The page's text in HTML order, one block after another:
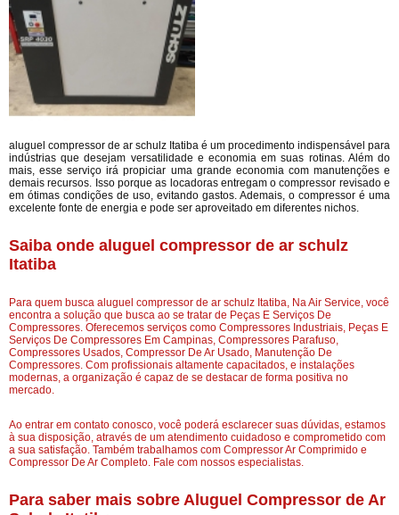
aluguel compressor de ar schulz Itatiba é um procedimento indispensável para
indústrias que desejam versatilidade e economia em suas rotinas. Além do
mais, esse serviço irá propiciar uma grande economia com manutenções e
demais recursos. Isso porque as locadoras entregam o compressor revisado e
em ótimas condições de uso, evitando gastos. Ademais, o compressor é uma
excelente fonte de energia e pode ser aproveitado em diferentes nichos.
Saiba onde aluguel compressor de ar schulz
Itatiba
Para quem busca aluguel compressor de ar schulz Itatiba, Na Air Service, você
encontra a solução que busca ao se tratar de Peças E Serviços De
Compressores. Oferecemos serviços como Compressores Industriais, Peças E
Serviços De Compressores Em Campinas, Compressores Parafuso,
Compressores Usados, Compressor De Ar Usado, Manutenção De
Compressores. Com profissionais altamente capacitados, e instalações
modernas, a organização é capaz de se destacar de forma positiva no
mercado.
Ao entrar em contato conosco, você poderá esclarecer suas dúvidas, estamos
à sua disposição, através de um atendimento cuidadoso e comprometido com
a sua satisfação. Também trabalhamos com Compressor Ar Comprimido e
Compressor De Ar Completo. Fale com nossos especialistas.
Para saber mais sobre Aluguel Compressor de Ar